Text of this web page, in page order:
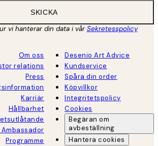
SKICKA
vi hanterar din data i vårSekretesspolicy
Om oss
relations
Press
Karriär
Hållbarhet
Programme
Desenio Art Advice
Kundservice
Spåra din order
Köpvillkor
Integritetspolicy
Cookies
Begäran om
avbeställning
Hantera cookies